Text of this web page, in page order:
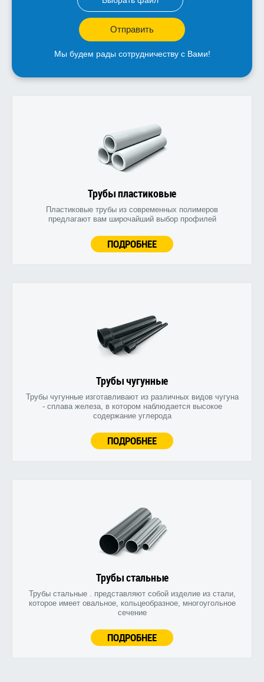
Отправить
Мы будем рады сотрудничеству с Вами!
Трубы пластиковые
Пластиковые трубы из современных полимеров
предлагают вам широчайший выбор профилей
ПОДРОБНЕЕ
Трубы чугунные
Трубы чугунные изготавливают из различных видов чугуна
- сплава железа, в котором наблюдается высокое
содержание углерода
ПОДРОБНЕЕ
Трубы стальные
Трубы стальные . представляют собой изделие из стали,
которое имеет овальное, кольцеобразное, многоугольное
сечение
ПОДРОБНЕЕ